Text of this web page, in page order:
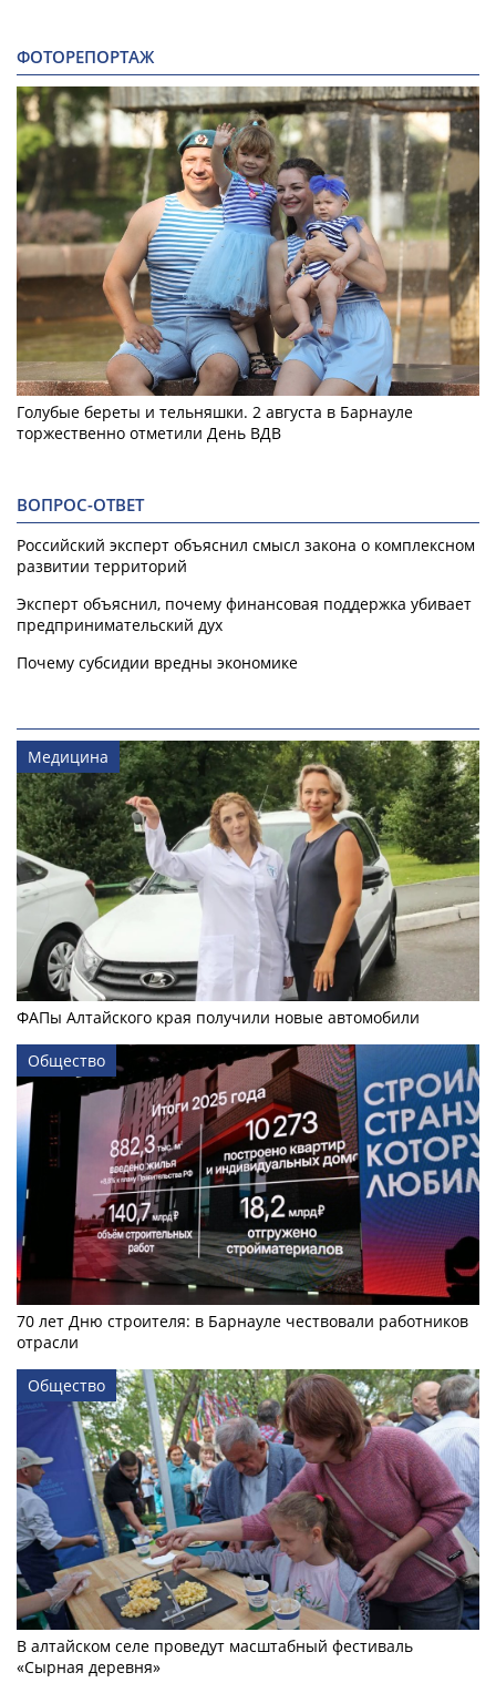
ФОТОРЕПОРТАЖ
Голубые береты и тельняшки. 2 августа в Барнауле
торжественно отметили День ВДВ
ВОПРОС-ОТВЕТ
Российский эксперт объяснил смысл закона о комплексном
развитии территорий
Эксперт объяснил, почему финансовая поддержка убивает
предпринимательский дух
Почему субсидии вредны экономике
Медицина
ФАПы Алтайского края получили новые автомобили
Общество
70 лет Дню строителя: в Барнауле чествовали работников
отрасли
Общество
В алтайском селе проведут масштабный фестиваль
«Сырная деревня»